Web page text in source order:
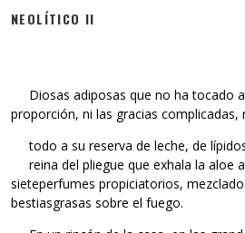
NEOLÍTICO II
Diosas adiposas que no ha tocado
proporción, ni las gracias complicadas,
todo a su reserva de leche, de
reina del pliegue que exhala la aloe
sieteperfumes propiciatorios,
bestiasgrasas sobre el fuego.